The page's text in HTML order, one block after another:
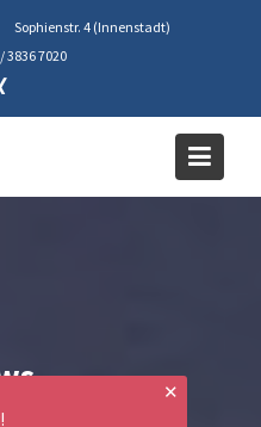
Sophienstr. 4 (Innenstadt)
3836 7020
✕